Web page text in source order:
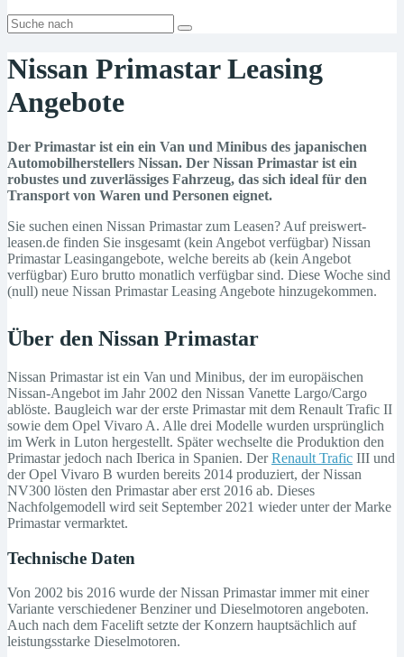
Nissan Primastar Leasing
Angebote
Der Primastar ist ein ein Van und Minibus des japanischen
Automobilherstellers Nissan. Der Nissan Primastar ist ein
robustes und zuverlässiges Fahrzeug, das sich ideal für den
Transport von Waren und Personen eignet.
Sie suchen einen Nissan Primastar zum Leasen? Auf preiswert-
leasen.de finden Sie insgesamt (kein Angebot verfügbar) Nissan
Primastar Leasingangebote, welche bereits ab (kein Angebot
verfügbar) Euro brutto monatlich verfügbar sind. Diese Woche sind
(null) neue Nissan Primastar Leasing Angebote hinzugekommen.
Über den Nissan Primastar
Nissan Primastar ist ein Van und Minibus, der im europäischen
Nissan-Angebot im Jahr 2002 den Nissan Vanette Largo/Cargo
ablöste. Baugleich war der erste Primastar mit dem Renault Trafic II
sowie dem Opel Vivaro A. Alle drei Modelle wurden ursprünglich
im Werk in Luton hergestellt. Später wechselte die Produktion den
Primastar jedoch nach Iberica in Spanien. DerRenault Trafic III und
der Opel Vivaro B wurden bereits 2014 produziert, der Nissan
NV300 lösten den Primastar aber erst 2016 ab. Dieses
Nachfolgemodell wird seit September 2021 wieder unter der Marke
Primastar vermarktet.
Technische Daten
Von 2002 bis 2016 wurde der Nissan Primastar immer mit einer
Variante verschiedener Benziner und Dieselmotoren angeboten.
Auch nach dem Facelift setzte der Konzern hauptsächlich auf
leistungsstarke Dieselmotoren.